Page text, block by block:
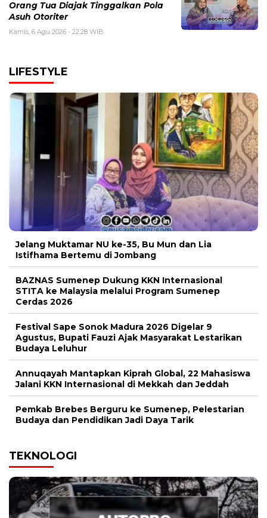
Orang Tua Diajak Tinggalkan Pola
Asuh Otoriter
Kamis, 6 Agu 2026 - 22:28 WIB
LIFESTYLE
Jelang Muktamar NU ke-35, Bu Mun dan Lia
Istifhama Bertemu di Jombang
BAZNAS Sumenep Dukung KKN Internasional
STITA ke Malaysia melalui Program Sumenep
Cerdas 2026
Festival Sape Sonok Madura 2026 Digelar 9
Agustus, Bupati Fauzi Ajak Masyarakat Lestarikan
Budaya Leluhur
Annuqayah Mantapkan Kiprah Global, 22 Mahasiswa
Jalani KKN Internasional di Mekkah dan Jeddah
Pemkab Brebes Berguru ke Sumenep, Pelestarian
Budaya dan Pendidikan Jadi Daya Tarik
TEKNOLOGI